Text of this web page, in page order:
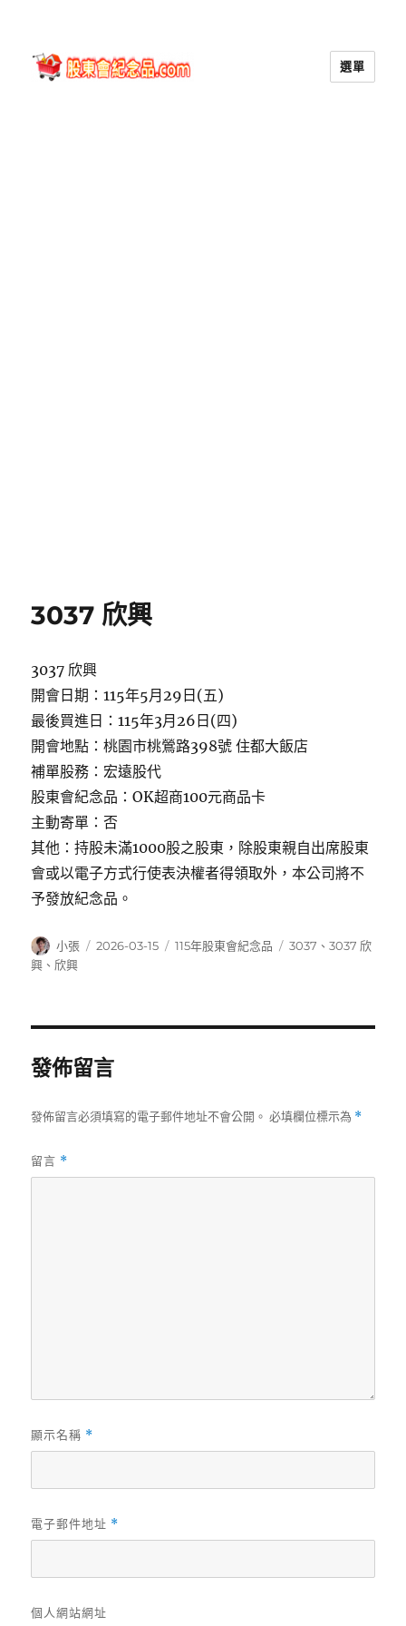
選單
3037 欣興
3037 欣興
開會日期：115年5月29日(五)
最後買進日：115年3月26日(四)
開會地點：桃園市桃鶯路398號 住都大飯店
補單股務：宏遠股代
股東會紀念品：OK超商100元商品卡
主動寄單：否
其他：持股未滿1000股之股東，除股東親自出席股東
會或以電子方式行使表決權者得領取外，本公司將不
予發放紀念品。
作
者
小張
發
2026-03-15
分
115年股東會紀念品
標
3037 、3037 欣
興 、 欣興
發佈留言
發佈留言必須填寫的電子郵件地址不會公開。 必填欄位標示為 *
留言 *
顯示名稱 *
電子郵件地址 *
個人網站網址